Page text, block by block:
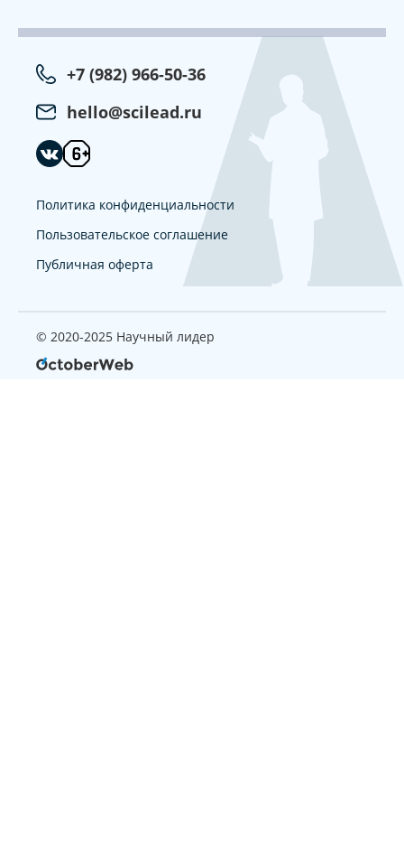
+7 (982) 966-50-36
hello@scilead.ru
Политика конфиденциальности
Пользовательское соглашение
Публичная оферта
© 2020-2025 Научный лидер